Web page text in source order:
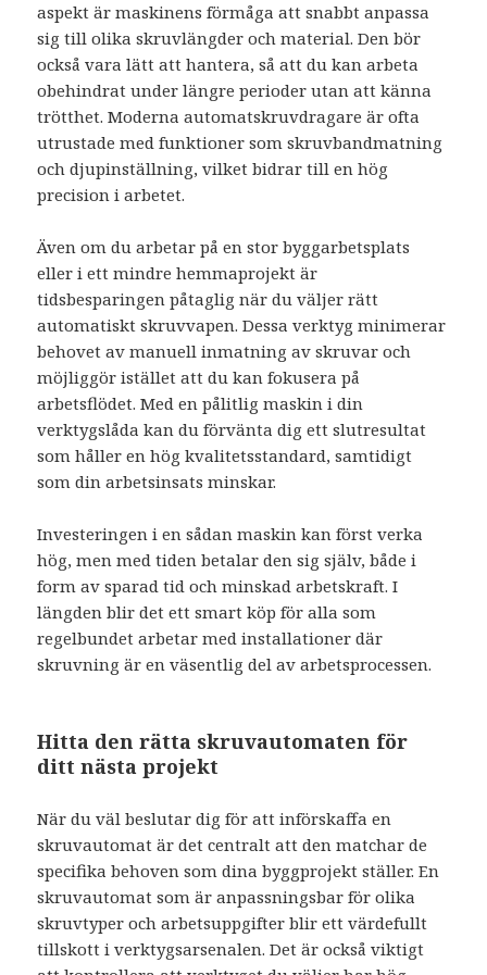
aspekt är maskinens förmåga att snabbt anpassa
sig till olika skruvlängder och material. Den bör
också vara lätt att hantera, så att du kan arbeta
obehindrat under längre perioder utan att känna
trötthet. Moderna automatskruvdragare är ofta
utrustade med funktioner som skruvbandmatning
och djupinställning, vilket bidrar till en hög
precision i arbetet.
Även om du arbetar på en stor byggarbetsplats
eller i ett mindre hemmaprojekt är
tidsbesparingen påtaglig när du väljer rätt
automatiskt skruvvapen. Dessa verktyg minimerar
behovet av manuell inmatning av skruvar och
möjliggör istället att du kan fokusera på
arbetsflödet. Med en pålitlig maskin i din
verktygslåda kan du förvänta dig ett slutresultat
som håller en hög kvalitetsstandard, samtidigt
som din arbetsinsats minskar.
Investeringen i en sådan maskin kan först verka
hög, men med tiden betalar den sig själv, både i
form av sparad tid och minskad arbetskraft. I
längden blir det ett smart köp för alla som
regelbundet arbetar med installationer där
skruvning är en väsentlig del av arbetsprocessen.
Hitta den rätta skruvautomaten för
ditt nästa projekt
När du väl beslutar dig för att införskaffa en
skruvautomat är det centralt att den matchar de
specifika behoven som dina byggprojekt ställer. En
skruvautomat som är anpassningsbar för olika
skruvtyper och arbetsuppgifter blir ett värdefullt
tillskott i verktygsarsenalen. Det är också viktigt